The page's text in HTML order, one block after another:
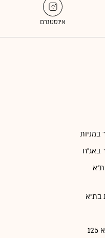
במניות
באג"ח
ת"א
בת"א